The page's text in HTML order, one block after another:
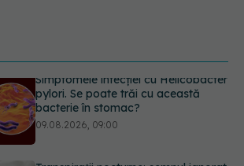
Transpirații nocturne: semnul ignorat
care poate ascunde probleme
serioase de sănătate